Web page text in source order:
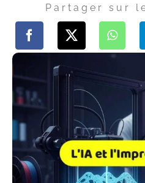
Partager sur